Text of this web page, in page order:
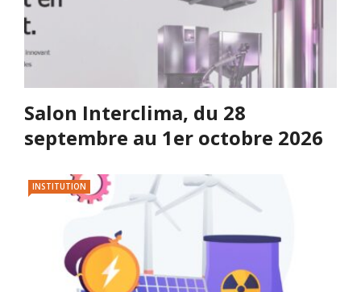
Salon Interclima, du 28
septembre au 1er octobre 2026
INSTITUTION